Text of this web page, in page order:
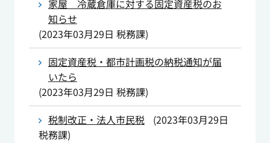
家屋 冷蔵倉庫に対する固定資産税のお
知らせ
(2023年03月29日 税務課)
固定資産税・都市計画税の納税通知が届
いたら
(2023年03月29日 税務課)
税制改正・法人市民税
(2023年03月29日
税務課)